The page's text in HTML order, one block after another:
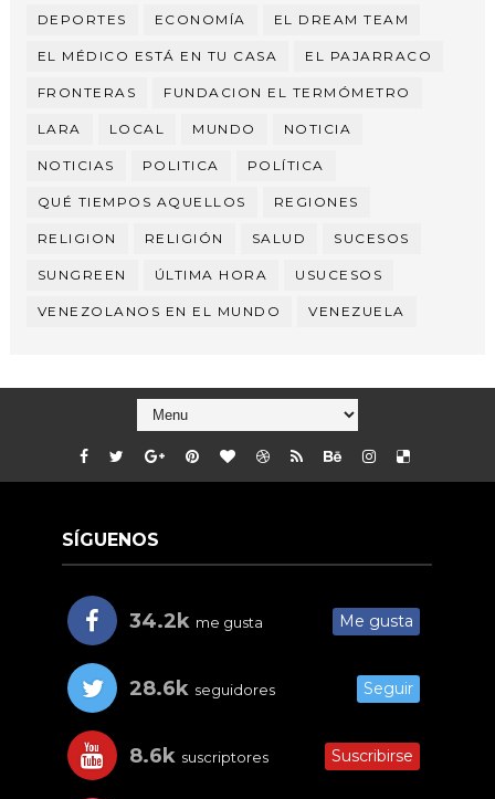
DEPORTES ECONOMÍA EL DREAM TEAM
EL MÉDICO ESTÁ EN TU CASA EL PAJARRACO
FRONTERAS FUNDACION EL TERMÓMETRO
LARA LOCAL MUNDO NOTICIA
NOTICIAS POLITICA POLÍTICA
QUÉ TIEMPOS AQUELLOS REGIONES
RELIGION RELIGIÓN SALUD SUCESOS
SUNGREEN ÚLTIMA HORA USUCESOS
VENEZOLANOS EN EL MUNDO VENEZUELA
SÍGUENOS
34.2k me gusta Me gusta
28.6k seguidores Seguir
8.6k suscriptores Suscribirse